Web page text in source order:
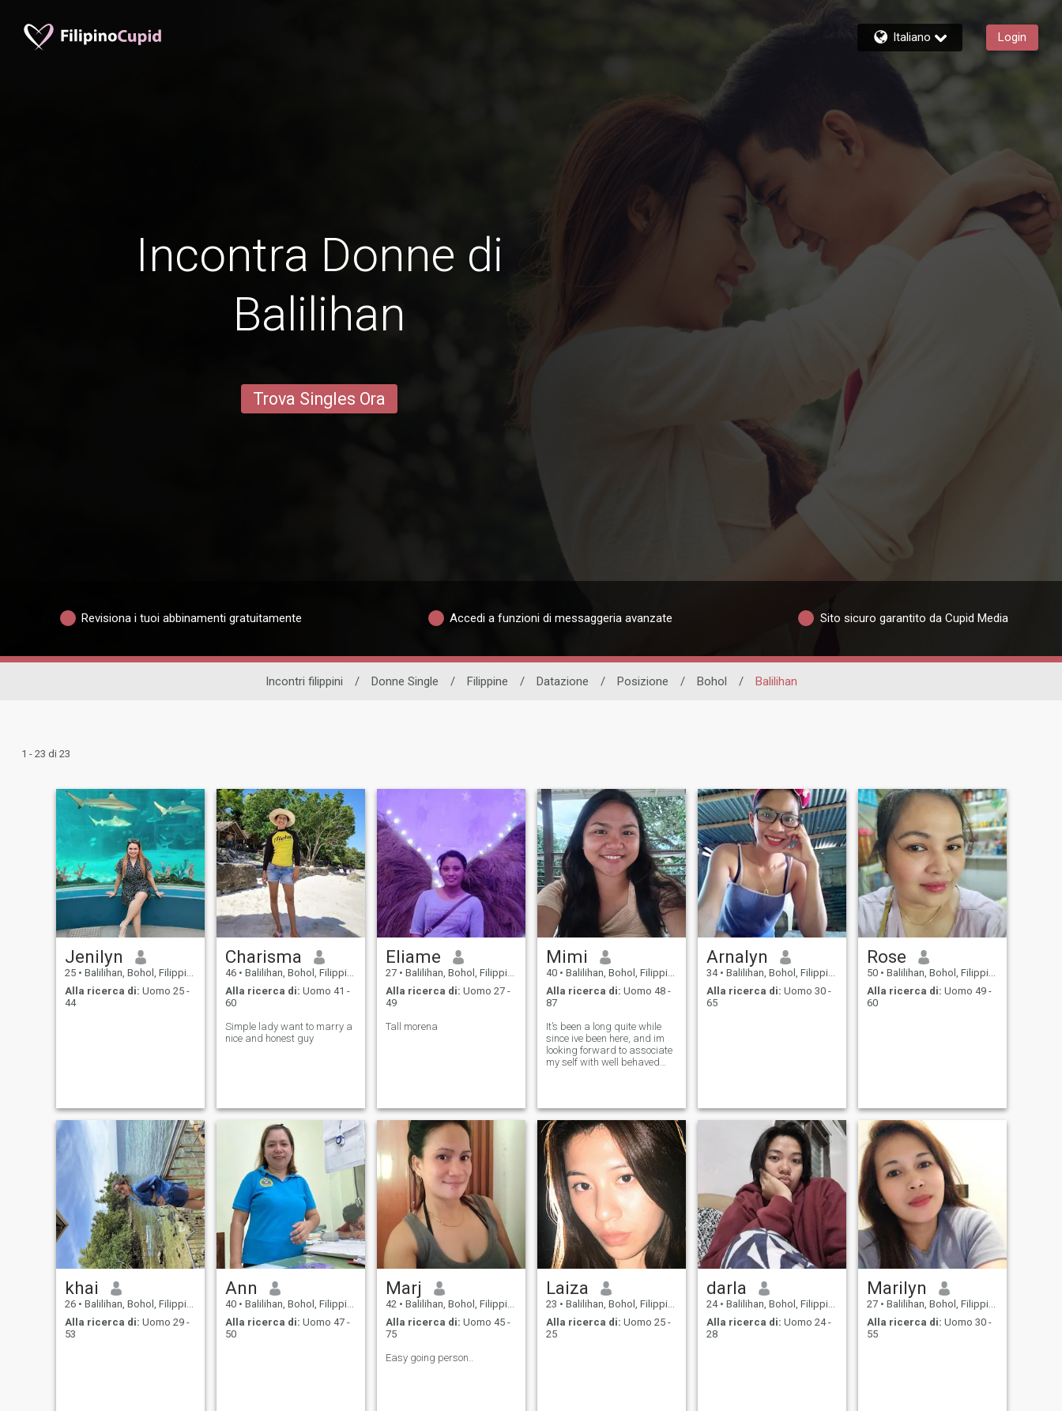
Italiano Login
Incontra Donne di
Balilihan
Trova Singles Ora
Revisiona i tuoi abbinamenti gratuitamente Accedi a funzioni di messaggeria avanzate Sito sicuro garantito da Cupid Media
Incontri filippini / Donne Single / Filippine / Datazione / Posizione / Bohol / Balilihan
1 - 23 di 23
Jenilyn
25 • Balilihan, Bohol, Filippine
Alla ricerca di: Uomo 25 -
44
Charisma
46 • Balilihan, Bohol, Filippine
Alla ricerca di: Uomo 41 -
60
Simple lady want to marry a
nice and honest guy
Eliame
27 • Balilihan, Bohol, Filippine
Alla ricerca di: Uomo 27 -
49
Tall morena
Mimi
40 • Balilihan, Bohol, Filippine
Alla ricerca di: Uomo 48 -
87
It’s been a long quite while
since ive been here, and im
looking forward to associate
my self with well behaved
moved here in the US over a
year ago, I'm not looking for a
Arnalyn
34 • Balilihan, Bohol, Filippine
Alla ricerca di: Uomo 30 -
65
Rose
50 • Balilihan, Bohol, Filippine
Alla ricerca di: Uomo 49 -
60
khai
26 • Balilihan, Bohol, Filippine
Alla ricerca di: Uomo 29 -
53
Ann
40 • Balilihan, Bohol, Filippine
Alla ricerca di: Uomo 47 -
50
Marj
42 • Balilihan, Bohol, Filippine
Alla ricerca di: Uomo 45 -
75
Easy going person..
Laiza
23 • Balilihan, Bohol, Filippine
Alla ricerca di: Uomo 25 -
25
darla
24 • Balilihan, Bohol, Filippine
Alla ricerca di: Uomo 24 -
28
Marilyn
27 • Balilihan, Bohol, Filippine
Alla ricerca di: Uomo 30 -
55